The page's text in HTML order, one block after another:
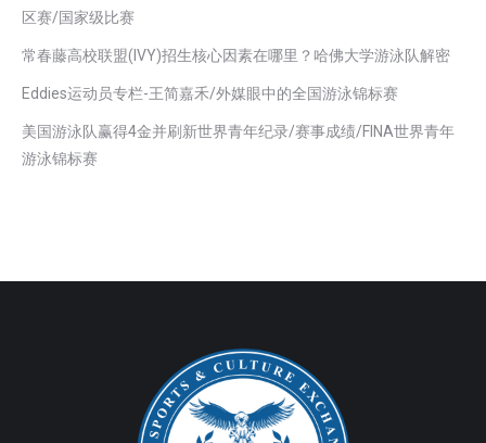
区赛/国家级比赛
常春藤高校联盟(IVY)招生核心因素在哪里？哈佛大学游泳队解密
Eddies运动员专栏-王简嘉禾/外媒眼中的全国游泳锦标赛
美国游泳队赢得4金并刷新世界青年纪录/赛事成绩/FINA世界青年
游泳锦标赛